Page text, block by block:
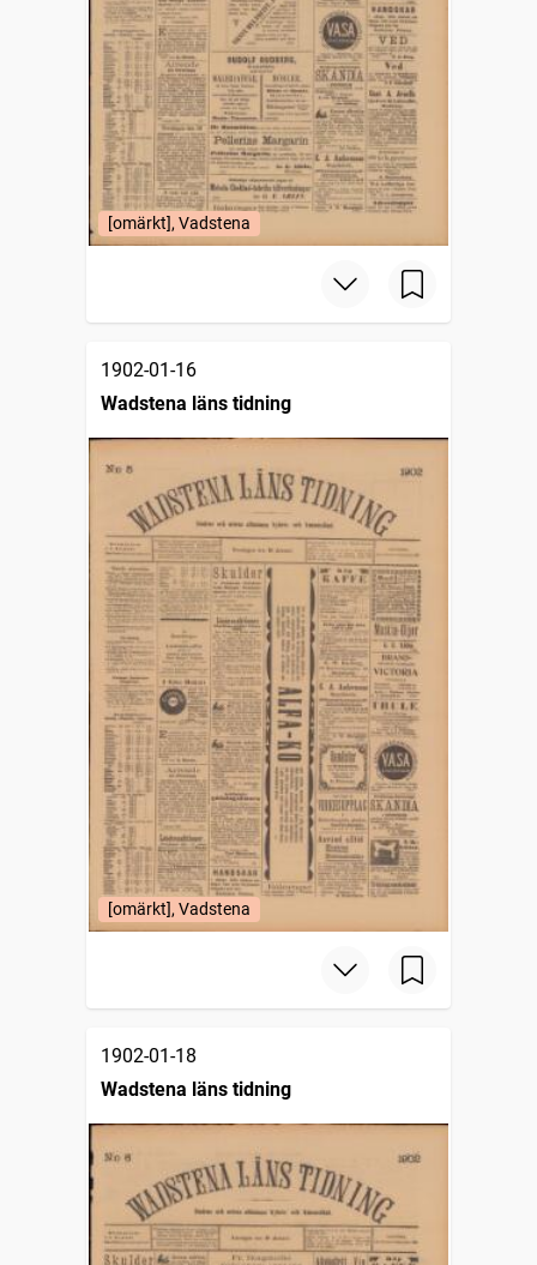
[omärkt], Vadstena
1902-01-16
Wadstena läns tidning
[omärkt], Vadstena
1902-01-18
Wadstena läns tidning